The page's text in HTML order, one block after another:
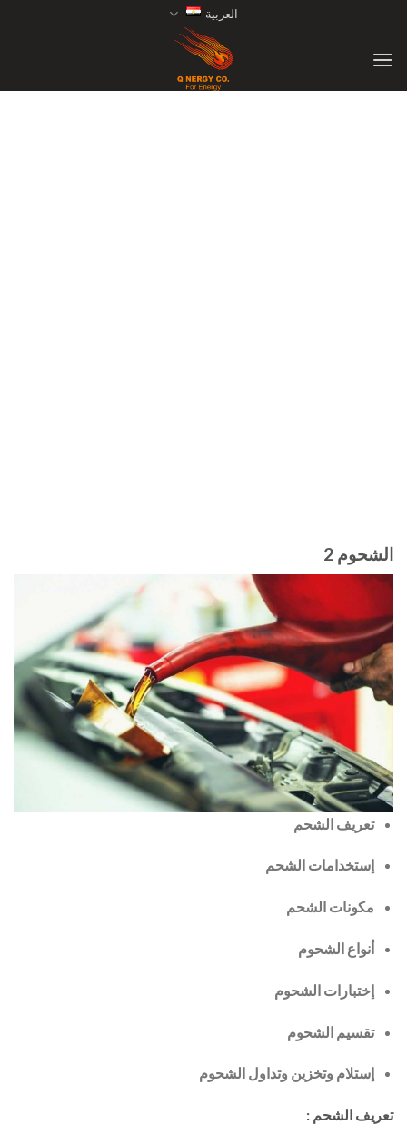
content
العربية
الشحوم 2
تعريف الشحم
إستخدامات الشحم
مكونات الشحم
أنواع الشحوم
إختبارات الشحوم
تقسيم الشحوم
إستلام وتخزين وتداول الشحوم
تعريف الشحم :